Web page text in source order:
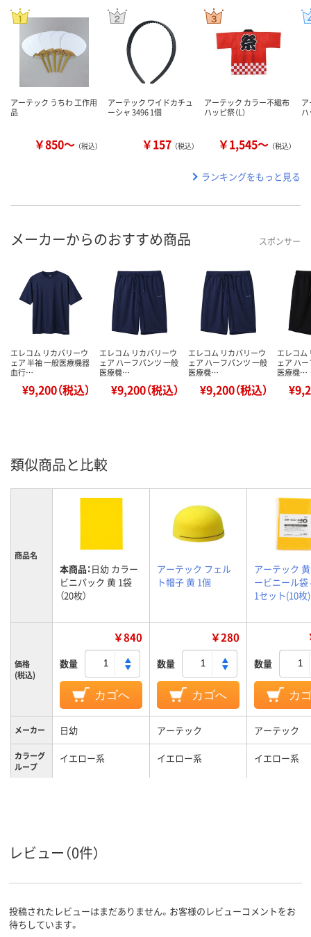
アーテック うちわ 工作用
品
￥850～ （税込）
アーテック ワイドカチュ
ーシャ 3496 1個
￥157 （税込）
アーテック カラー不織布
ハッピ祭（L）
￥1,545～ （税込）
ランキングをもっと見る
メーカーからのおすすめ商品 スポンサー
エレコム リカバリーウ
ェア 半袖 一般医療機器
血行…
¥9,200（税込）
エレコム リカバリーウ
ェア ハーフパンツ 一般
医療機…
¥9,200（税込）
エレコム リカバリーウ
ェア ハーフパンツ 一般
医療機…
¥9,200（税込）
エレコム
ェア ハ
医療機…
類似商品と比較
商品名
本商品：日幼 カラー
ビニパック 黄 1袋
（20枚）
アーテック フェル
ト帽子 黄 1個
アーテック
ービニール袋
1セット(10枚)
価格
(税込)
￥840
数量
カゴへ
￥280
数量
カゴへ
数量
カ
メーカー 日幼 アーテック アーテック
カラーグ
ループ
イエロー系 イエロー系 イエロー系
レビュー（0件）
投稿されたレビューはまだありません。お客様のレビューコメントをお
待ちしています。